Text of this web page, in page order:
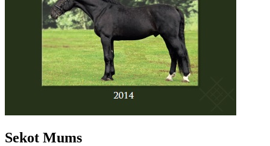
Sekot Mums